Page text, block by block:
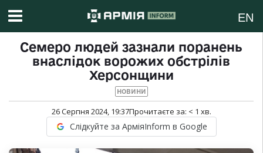
EN
Семеро людей зазнали поранень
внаслідок ворожих обстрілів
Херсонщини
НОВИНИ
26 Серпня 2024, 19:37Прочитаєте за: < 1 хв.
Слідкуйте за АрміяInform в Google